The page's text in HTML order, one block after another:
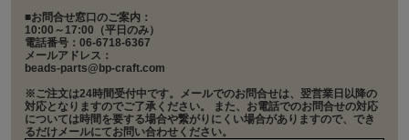
■お問合せ窓口のご案内：
10:00～17:00（平日のみ）
電話番号：06-6718-6367
メールアドレス：
beads-parts@bp-craft.com
※ご注文は24時間受付中です。メールでのお問合せは、翌営業日以降の
対応となりますのでご了承ください。 また、お電話でのお問合せの対応
については時間を要する場合や繋がりにくい場合がありますので、でき
るだけメールにてお問い合わせください。